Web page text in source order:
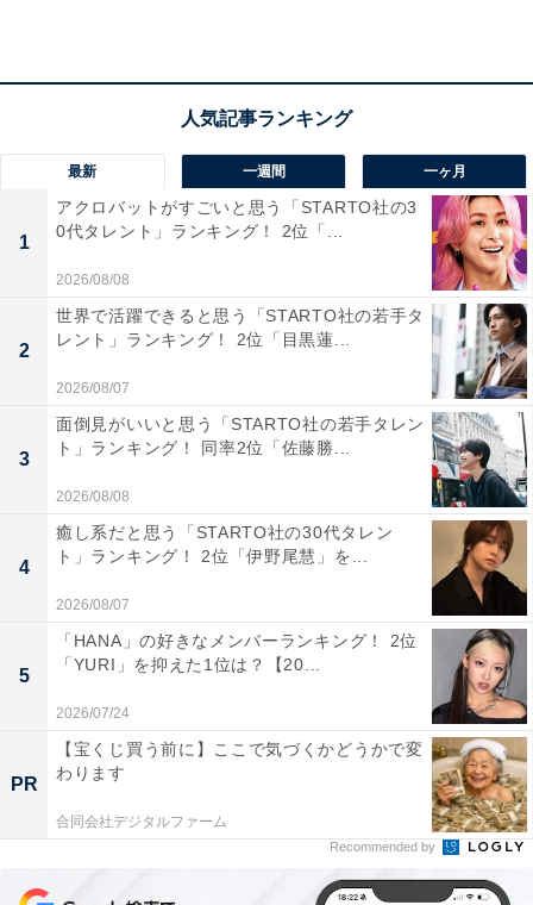
な町並みを想像して選びました」（60代女性／静岡
県）
「歴史ある旧国名がそのまま市名に使われており、
重厚感と伝統の重みを感じるからです」（30代女性
／沖縄県）
1位：敦賀市／85票
見事1位に輝いたのは、日本海に面した港町である敦賀
最新 一週間 一ヶ月
1
アクロバットがすごいと思う「STARTO社の3
0代タレント」ランキング！ 2位「...
2026/08/08
2
世界で活躍できると思う「STARTO社の若手タ
レント」ランキング！ 2位「目黒蓮...
2026/08/07
3
面倒見がいいと思う「STARTO社の若手タレン
ト」ランキング！ 同率2位「佐藤勝...
2026/08/08
4
癒し系だと思う「STARTO社の30代タレン
ト」ランキング！ 2位「伊野尾慧」を...
2026/08/07
5
「HANA」の好きなメンバーランキング！ 2位
「YURI」を抑えた1位は？【20...
2026/07/24
PR
【宝くじ買う前に】ここで気づくかどうかで変
わります
合同会社デジタルファーム
Recommended by